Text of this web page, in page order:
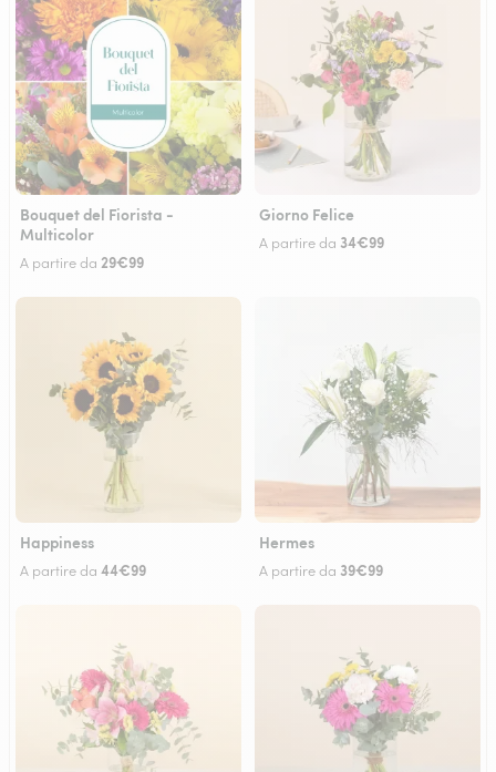
Bouquet del Fiorista -
Multicolor
A partire da 29€99
Giorno Felice
A partire da 34€99
Happiness
A partire da 44€99
Hermes
A partire da 39€99